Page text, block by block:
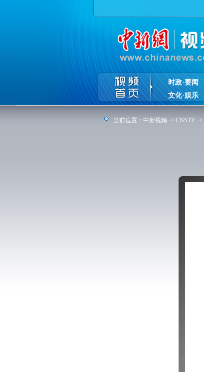
时政·要闻
文化·娱乐
当前位置： 中新视频 -> CNSTV ->